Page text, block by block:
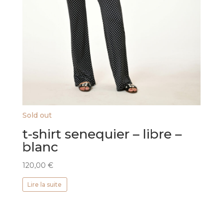
Sold out
t-shirt senequier – libre –
blanc
120,00 €
Lire la suite